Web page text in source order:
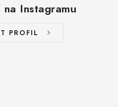
Instagramu
PROFIL